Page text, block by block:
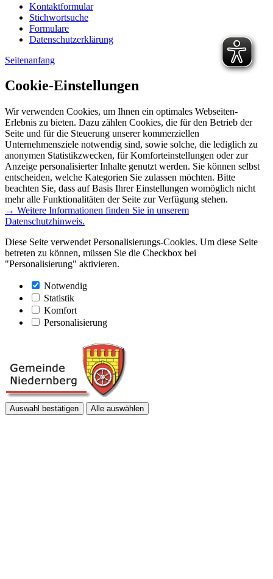
Kontaktformular
Stichwortsuche
Formulare
Datenschutzerklärung
Seitenanfang
Cookie-Einstellungen
Wir verwenden Cookies, um Ihnen ein optimales Webseiten-
Erlebnis zu bieten. Dazu zählen Cookies, die für den Betrieb der
Seite und für die Steuerung unserer kommerziellen
Unternehmensziele notwendig sind, sowie solche, die lediglich zu
anonymen Statistikzwecken, für Komforteinstellungen oder zur
Anzeige personalisierter Inhalte genutzt werden. Sie können selbst
entscheiden, welche Kategorien Sie zulassen möchten. Bitte
beachten Sie, dass auf Basis Ihrer Einstellungen womöglich nicht
mehr alle Funktionalitäten der Seite zur Verfügung stehen.
→ Weitere Informationen finden Sie in unserem
Datenschutzhinweis.
Diese Seite verwendet Personalisierungs-Cookies. Um diese Seite
betreten zu können, müssen Sie die Checkbox bei
"Personalisierung" aktivieren.
Notwendig
Statistik
Komfort
Personalisierung
Auswahl bestätigen Alle auswählen